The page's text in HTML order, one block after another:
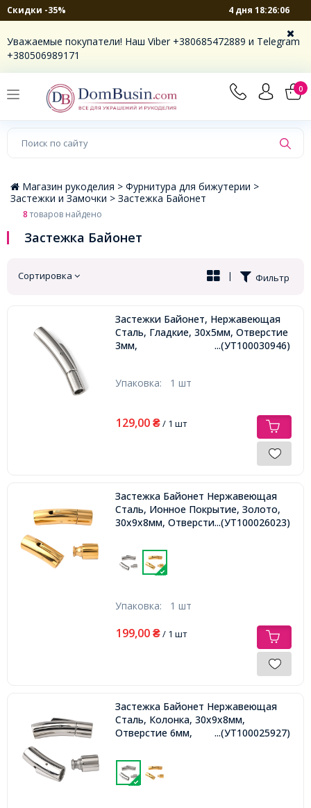
Скидки -35% 4 дня 18:26:06
Уважаемые покупатели! Наш Viber +380685472889 и Telegram
+380506989171
0
×
Магазин рукоделия > Фурнитура для бижутерии >
Застежки и Замочки > Застежка Байонет
8товаров найдено
Застежка Байонет
Сортировка Фильтр
|
Застежки Байонет, Нержавеющая
Сталь, Гладкие, 30х5мм, Отверстие
3мм,
...(УТ100030946)
Упаковка: 1 шт
129,00 ₴/ 1 шт
Застежка Байонет Нержавеющая
Сталь, Ионное Покрытие, Золото,
30х9х8мм, Отверстие 6мм,...(УТ100026023)
Упаковка: 1 шт
199,00 ₴/ 1 шт
Застежка Байонет Нержавеющая
Сталь, Колонка, 30х9х8мм,
Отверстие 6мм,
...(УТ100025927)